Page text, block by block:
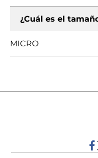
¿Cuál es el
MICRO